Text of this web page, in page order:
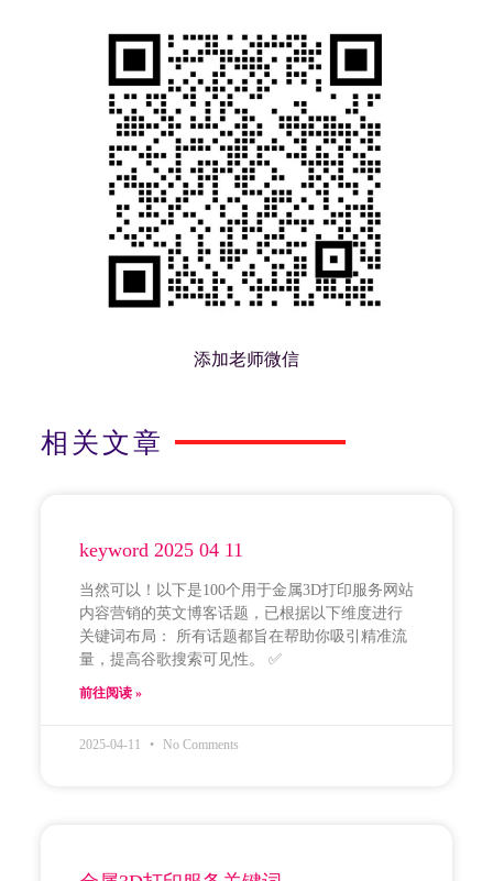
添加老师微信
相关文章
keyword 2025 04 11
当然可以！以下是100个用于金属3D打印服务网站
内容营销的英文博客话题，已根据以下维度进行
关键词布局： 所有话题都旨在帮助你吸引精准流
量，提高谷歌搜索可见性。 ✅
前往阅读 »
2025-04-11 No Comments